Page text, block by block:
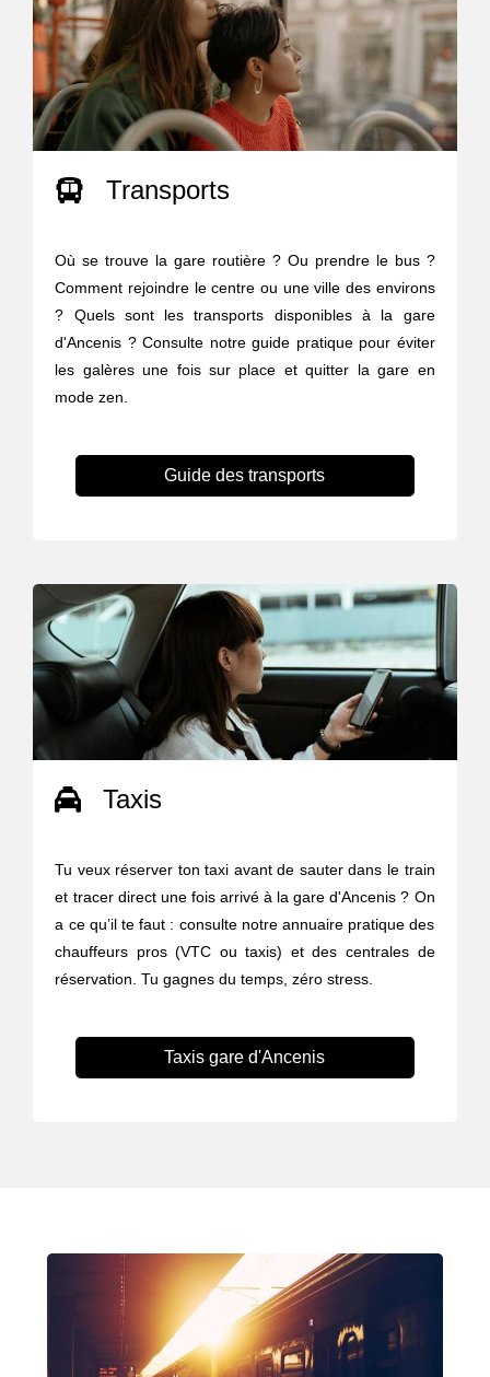
Transports
Où se trouve la gare routière ? Ou prendre le bus ?
Comment rejoindre le centre ou une ville des environs
? Quels sont les transports disponibles à la gare
d'Ancenis ? Consulte notre guide pratique pour éviter
les galères une fois sur place et quitter la gare en
mode zen.
Guide des transports
Taxis
Tu veux réserver ton taxi avant de sauter dans le train
et tracer direct une fois arrivé à la gare d'Ancenis ? On
a ce qu’il te faut : consulte notre annuaire pratique des
chauffeurs pros (VTC ou taxis) et des centrales de
réservation. Tu gagnes du temps, zéro stress.
Taxis gare d'Ancenis